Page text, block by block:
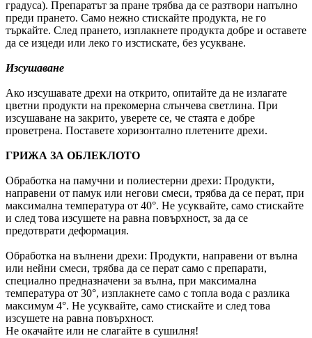
градуса). Препаратът за пране трябва да се разтвори напълно
преди прането. Само нежно стискайте продукта, не го
търкайте. След прането, изплакнете продукта добре и оставете
да се изцеди или леко го изстискате, без усукване.
Изсушаване
Ако изсушавате дрехи на открито, опитайте да не излагате
цветни продукти на прекомерна слънчева светлина. При
изсушаване на закрито, уверете се, че стаята е добре
проветрена. Поставете хоризонтално плетените дрехи.
ГРИЖА ЗА ОБЛЕКЛОТО
Обработка на памучни и полиестерни дрехи: Продукти,
направени от памук или негови смеси, трябва да се перат, при
максимална температура от 40°. Не усуквайте, само стискайте
и след това изсушете на равна повърхност, за да се
предотврати деформация.
Обработка на вълнени дрехи: Продукти, направени от вълна
или нейни смеси, трябва да се перат само с препарати,
специално предназначени за вълна, при максимална
температура от 30°, изплакнете само с топла вода с разлика
максимум 4°. Не усуквайте, само стискайте и след това
изсушете на равна повърхност.
Не окачайте или не слагайте в сушилня!